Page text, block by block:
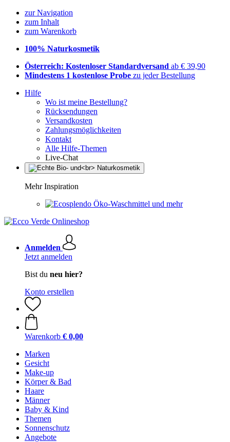
zur Navigation
zum Inhalt
zum Warenkorb
100% Naturkosmetik
Österreich: Kostenloser Standardversand ab € 39,90
Mindestens 1 kostenlose Probe zu jeder Bestellung
Hilfe
Wo ist meine Bestellung?
Rücksendungen
Versandkosten
Zahlungsmöglichkeiten
Kontakt
Alle Hilfe-Themen
Live-Chat
Mehr Inspiration
Öko-Waschmittel und mehr
Anmelden
Jetzt anmelden
Bist du neu hier?
Konto erstellen
Warenkorb € 0,00
Marken
Gesicht
Make-up
Körper & Bad
Haare
Männer
Baby & Kind
Themen
Sonnenschutz
Angebote